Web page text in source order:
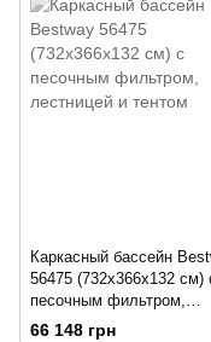
Каркасный бассейн
56475 (732х366х132 см)
песочным фильтром,
лестницей и тентом
66 148 грн